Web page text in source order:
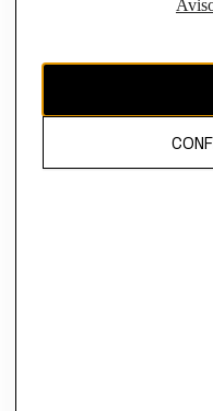
El contenido de esta página
propiedad de H&M Hennes